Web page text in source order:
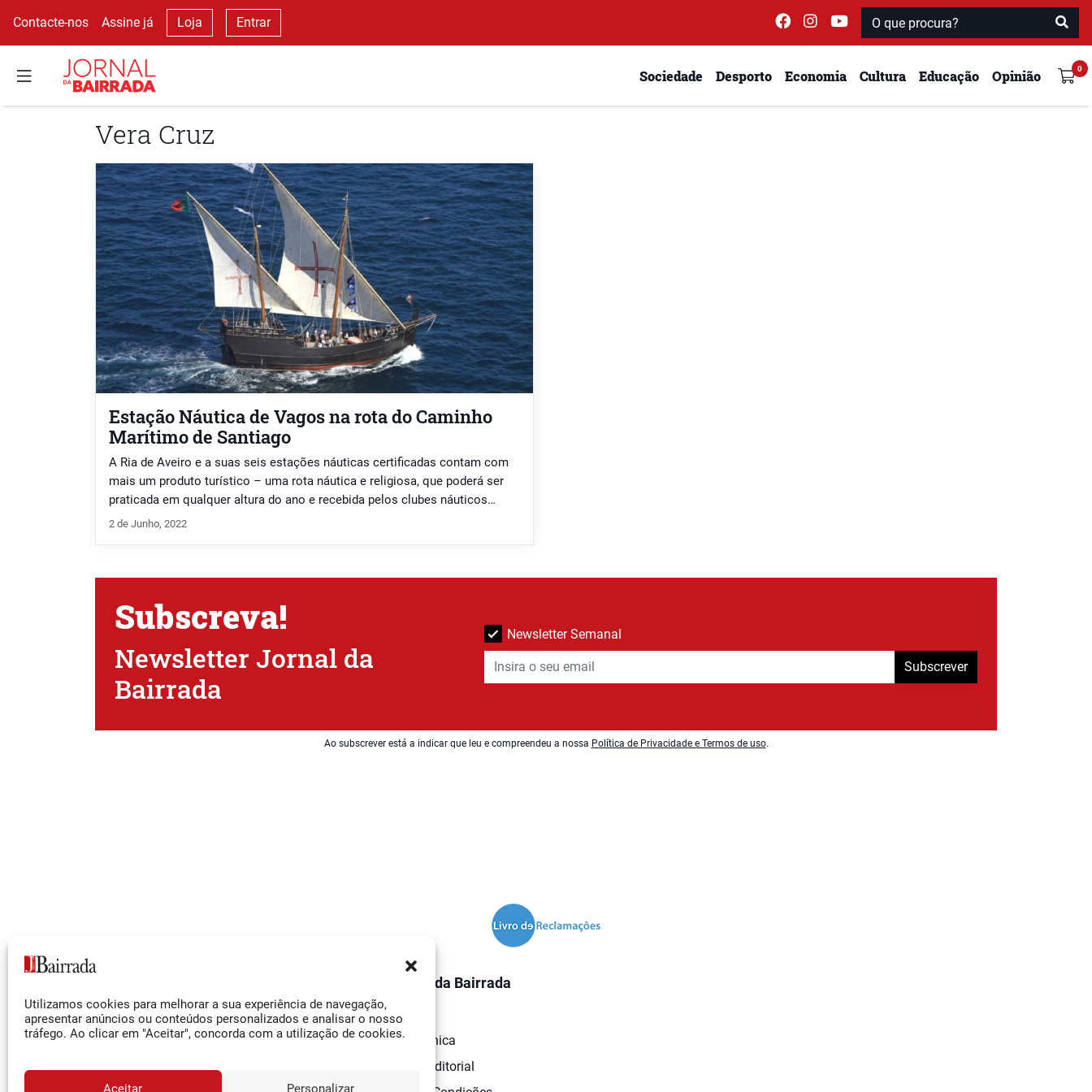
Utilizamos cookies para melhorar a sua experiência de navegação,
apresentar anúncios ou conteúdos personalizados e analisar o nosso
tráfego. Ao clicar em "Aceitar", concorda com a utilização de cookies.
Aceitar Personalizar
Contacte-nos Assine já Loja Entrar
Sociedade Desporto Economia Cultura Educação Opinião
Vera Cruz
Estação Náutica de Vagos na rota do Caminho
Marítimo de Santiago
A Ria de Aveiro e a suas seis estações náuticas certificadas contam com
mais um produto turístico – uma rota náutica e religiosa, que poderá ser
praticada em qualquer altura do ano e recebida pelos clubes náuticos
localmente instalados.
2 de Junho, 2022
Subscreva!
Newsletter Jornal da
Bairrada
Newsletter Semanal
Subscrever
Ao subscrever está a indicar que leu e compreendeu a nossa Política de Privacidade e Termos de uso.
Facebook
Instagram
YouTube
O Jornal da Bairrada
Contactos
Ficha Técnica
Estatuto Editorial